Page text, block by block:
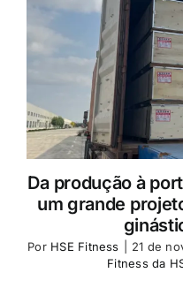
Da produção à
um grande
Por HSE Fitness 21 de
Fitness da